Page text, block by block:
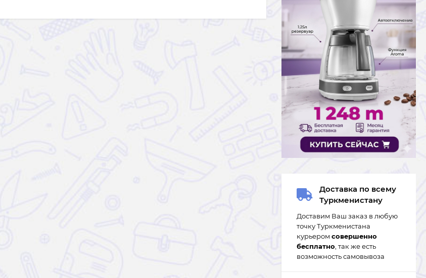
Доставка по всему
Туркменистану
Доставим Ваш заказ в любую
точку Туркменистана
курьером совершенно
бесплатно , так же есть
возможность самовывоза